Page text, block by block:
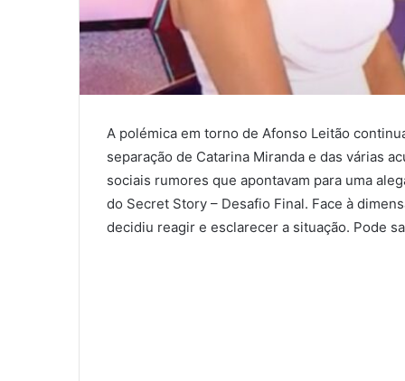
A polémica em torno de Afonso Leitão
separação de Catarina Miranda e das várias
sociais rumores que apontavam para uma
do Secret Story – Desafio Final. Face à
decidiu reagir e esclarecer a situação. Pode